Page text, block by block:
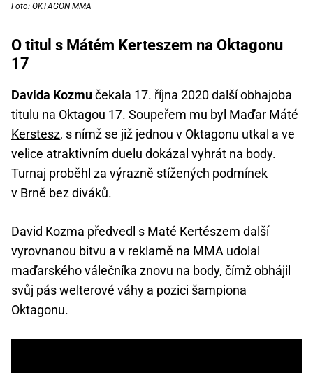
Foto: OKTAGON MMA
O titul s Mátém Kerteszem na Oktagonu
17
Davida Kozmučekala 17. října 2020 další obhajoba
titulu na Oktagou 17. Soupeřem mu byl Maďar Máté
Kerstesz, s nímž se již jednou v Oktagonu utkal a ve
velice atraktivním duelu dokázal vyhrát na body.
Turnaj proběhl za výrazně stížených podmínek
v Brně bez diváků.
David Kozma předvedl s Maté Kertészem další
vyrovnanou bitvu a v reklamě na MMA udolal
maďarského válečníka znovu na body, čímž obhájil
svůj pás welterové váhy a pozici šampiona
Oktagonu.